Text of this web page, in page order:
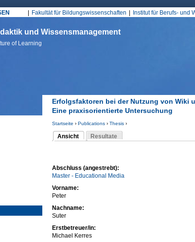
Fakultät für Bildungswissenschaften Institut für Berufs- und
und Wissensmanagement
of Learning
Erfolgsfaktoren bei der Nutzung von Wiki
Eine praxisorientierte Untersuchung
Sie sind hier
Startseite › Publications› Thesis›
Ansicht
(aktiver Reiter)
Resultate
Abschluss (angestrebt):
Master - Educational Media
Vorname:
Peter
Nachname:
Suter
Erstbetreuer/in:
Michael Kerres